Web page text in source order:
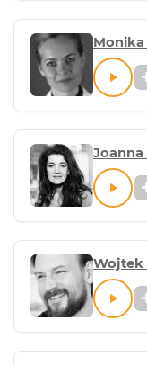
Monika
Joanna
Wojtek